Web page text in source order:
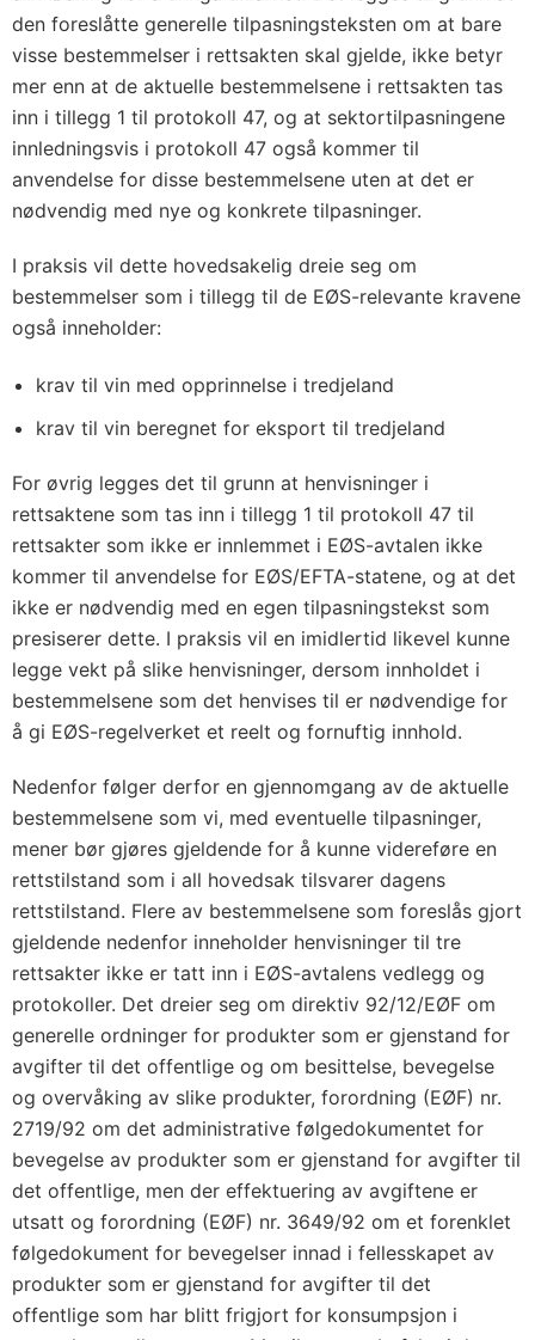
den foreslåtte generelle tilpasningsteksten om at bare
visse bestemmelser i rettsakten skal gjelde, ikke betyr
mer enn at de aktuelle bestemmelsene i rettsakten tas
inn i tillegg 1 til protokoll 47, og at sektortilpasningene
innledningsvis i protokoll 47 også kommer til
anvendelse for disse bestemmelsene uten at det er
nødvendig med nye og konkrete tilpasninger.
I praksis vil dette hovedsakelig dreie seg om
bestemmelser som i tillegg til de EØS-relevante kravene
også inneholder:
krav til vin med opprinnelse i tredjeland
krav til vin beregnet for eksport til tredjeland
For øvrig legges det til grunn at henvisninger i
rettsaktene som tas inn i tillegg 1 til protokoll 47 til
rettsakter som ikke er innlemmet i EØS-avtalen ikke
kommer til anvendelse for EØS/EFTA-statene, og at det
ikke er nødvendig med en egen tilpasningstekst som
presiserer dette. I praksis vil en imidlertid likevel kunne
legge vekt på slike henvisninger, dersom innholdet i
bestemmelsene som det henvises til er nødvendige for
å gi EØS-regelverket et reelt og fornuftig innhold.
Nedenfor følger derfor en gjennomgang av de aktuelle
bestemmelsene som vi, med eventuelle tilpasninger,
mener bør gjøres gjeldende for å kunne videreføre en
rettstilstand som i all hovedsak tilsvarer dagens
rettstilstand. Flere av bestemmelsene som foreslås gjort
gjeldende nedenfor inneholder henvisninger til tre
rettsakter ikke er tatt inn i EØS-avtalens vedlegg og
protokoller. Det dreier seg om direktiv 92/12/EØF om
generelle ordninger for produkter som er gjenstand for
avgifter til det offentlige og om besittelse, bevegelse
og overvåking av slike produkter, forordning (EØF) nr.
2719/92 om det administrative følgedokumentet for
bevegelse av produkter som er gjenstand for avgifter til
det offentlige, men der effektuering av avgiftene er
utsatt og forordning (EØF) nr. 3649/92 om et forenklet
følgedokument for bevegelser innad i fellesskapet av
produkter som er gjenstand for avgifter til det
offentlige som har blitt frigjort for konsumpsjon i